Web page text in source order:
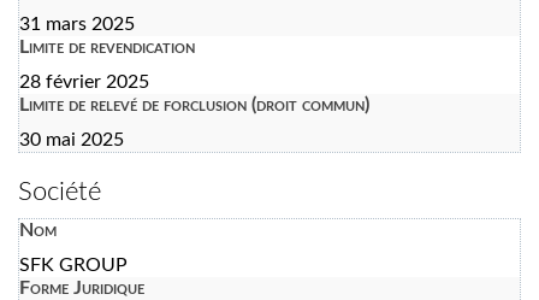
31 mars 2025
Limite de revendication
28 février 2025
Limite de relevé de forclusion (droit commun)
30 mai 2025
Société
Nom
SFK GROUP
Forme Juridique